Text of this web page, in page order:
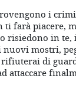
i
ti farà piacere,
risiedono in te,
nuovi mostri,
di
attaccare